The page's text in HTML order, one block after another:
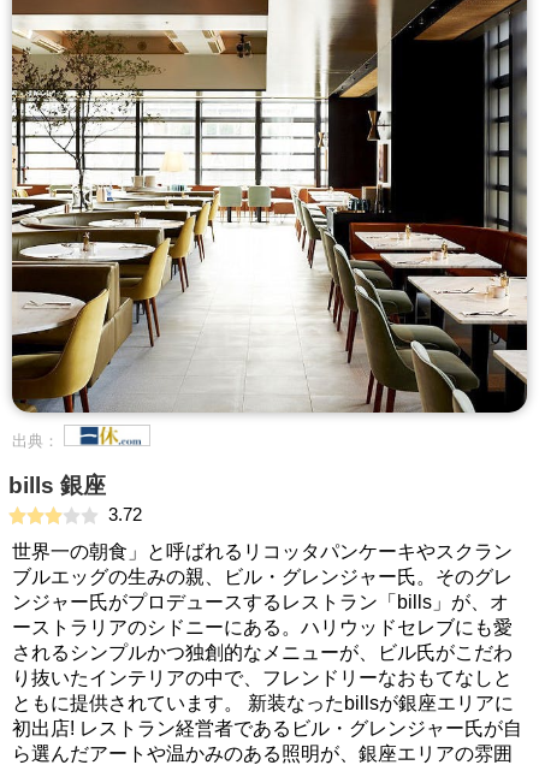
出典：
bills 銀座
3.72
世界一の朝食」と呼ばれるリコッタパンケーキやスクラン
ブルエッグの生みの親、ビル・グレンジャー氏。そのグレ
ンジャー氏がプロデュースするレストラン「bills」が、オ
ーストラリアのシドニーにある。ハリウッドセレブにも愛
されるシンプルかつ独創的なメニューが、ビル氏がこだわ
り抜いたインテリアの中で、フレンドリーなおもてなしと
ともに提供されています。 新装なったbillsが銀座エリアに
初出店! レストラン経営者であるビル・グレンジャー氏が自
ら選んだアートや温かみのある照明が、銀座エリアの雰囲